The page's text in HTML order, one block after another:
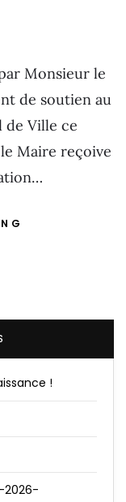
Monsieur le
de soutien au
de Ville ce
Maire reçoive
!
2026-